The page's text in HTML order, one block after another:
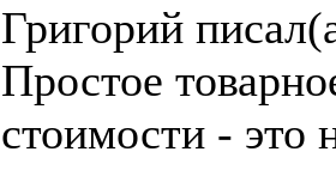
Григорий
Простое
стоимости - это